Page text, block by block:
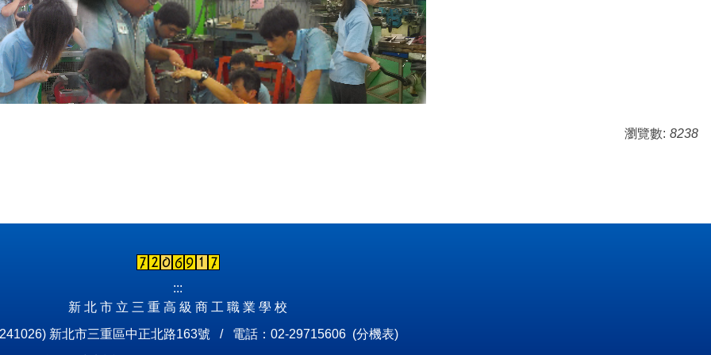
瀏覽數: 8238
:::
新 北 市 立 三 重 高 級 商 工 職 業 學 校
新北市三重區中正北路163號 / 電話：02-29715606 (分機表)